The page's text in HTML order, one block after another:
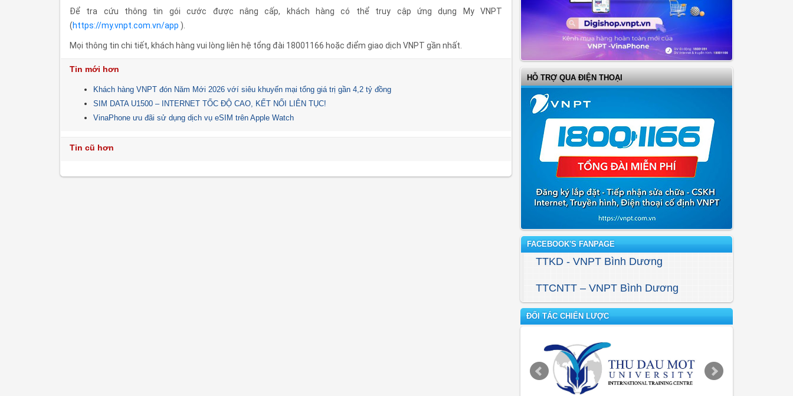
Để tra cứu thông tin gói cước được nâng cấp, khách hàng có thể truy cập ứng dụng My VNPT
(https://my.vnpt.com.vn/app ).
Mọi thông tin chi tiết, khách hàng vui lòng liên hệ tổng đài 18001166 hoặc điểm giao dịch VNPT gần nhất.
Tin mới hơn
Khách hàng VNPT đón Năm Mới 2026 vớí siêu khuyến mại tổng giá trị gần 4,2 tỷ đồng
SIM DATA U1500 – INTERNET TỐC ĐỘ CAO, KẾT NỐI LIÊN TỤC!
VinaPhone ưu đãi sử dụng dịch vụ eSIM trên Apple Watch
Tin cũ hơn
HỖ TRỢ QUA ĐIỆN THOẠI
FACEBOOK'S FANPAGE
TTKD - VNPT Bình Dương
TTCNTT – VNPT Bình Dương
ĐỐI TÁC CHIẾN LƯỢC